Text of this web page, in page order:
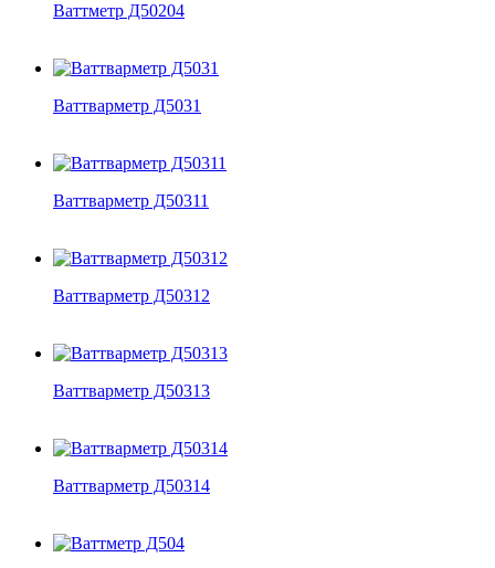
Ваттметр Д50204
Ваттварметр Д5031
Ваттварметр Д50311
Ваттварметр Д50312
Ваттварметр Д50313
Ваттварметр Д50314